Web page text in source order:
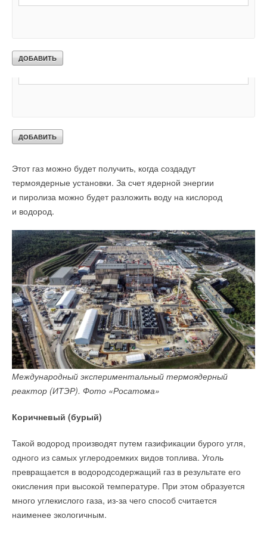
воды за счет ядерной энергии, но прямо на атомных
розового водорода, но воду разлагают не электролизом, а с
Пурпурный
Этот газ можно будет получить, когда создадут
термоядерные установки. За счет ядерной энергии
и пиролиза можно будет разложить воду на кислород
и водород.
Международный экспериментальный термоядерный
реактор (ИТЭР). Фото «Росатома»
Коричневый (бурый)
Такой водород производят путем газификации бурого угля,
одного из самых углеродоемких видов топлива. Уголь
превращается в водородсодержащий газ в результате его
окисления при высокой температуре. При этом образуется
много углекислого газа, из-за чего способ считается
наименее экологичным.